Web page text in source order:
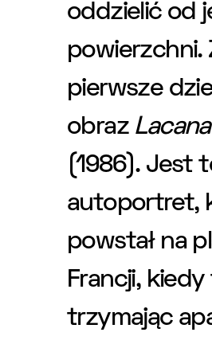
oddzielić od
powierzchni.
pierwsze
obraz
(1986). Jest
autoportret,
powstał na
Francji,
trzymając